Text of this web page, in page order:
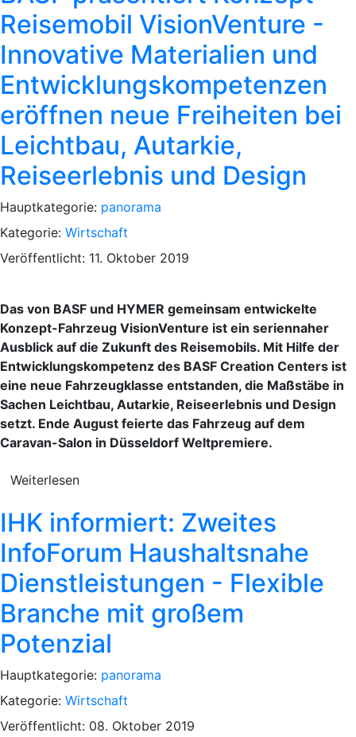
Reisemobil VisionVenture -
Innovative Materialien und
Entwicklungskompetenzen
eröffnen neue Freiheiten bei
Leichtbau, Autarkie,
Reiseerlebnis und Design
Hauptkategorie: panorama
Kategorie: Wirtschaft
Veröffentlicht: 11. Oktober 2019
Das von BASF und HYMER gemeinsam entwickelte
Konzept-Fahrzeug VisionVenture ist ein seriennaher
Ausblick auf die Zukunft des Reisemobils. Mit Hilfe der
Entwicklungskompetenz des BASF Creation Centers ist
eine neue Fahrzeugklasse entstanden, die Maßstäbe in
Sachen Leichtbau, Autarkie, Reiseerlebnis und Design
setzt. Ende August feierte das Fahrzeug auf dem
Caravan-Salon in Düsseldorf Weltpremiere.
Weiterlesen
IHK informiert: Zweites
InfoForum Haushaltsnahe
Dienstleistungen - Flexible
Branche mit großem
Potenzial
Hauptkategorie: panorama
Kategorie: Wirtschaft
Veröffentlicht: 08. Oktober 2019